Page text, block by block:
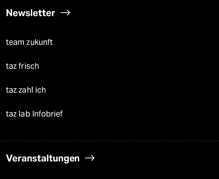
Newsletter
team zukunft
taz frisch
taz zahl ich
taz lab Infobrief
Veranstaltungen